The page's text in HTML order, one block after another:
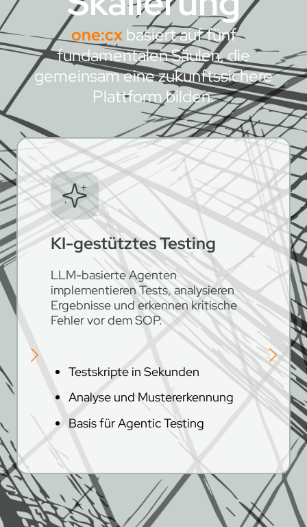
one:cxbasiert auf fünf
fundamentalen Säulen, die
gemeinsam eine zukunftssichere
Plattform bilden.
KI-gestütztes Testing
LLM-basierte Agenten
implementieren Tests, analysieren
Ergebnisse und erkennen kritische
Fehler vor dem SOP.
Testskripte in Sekunden
Analyse und Mustererkennung
Basis für Agentic Testing